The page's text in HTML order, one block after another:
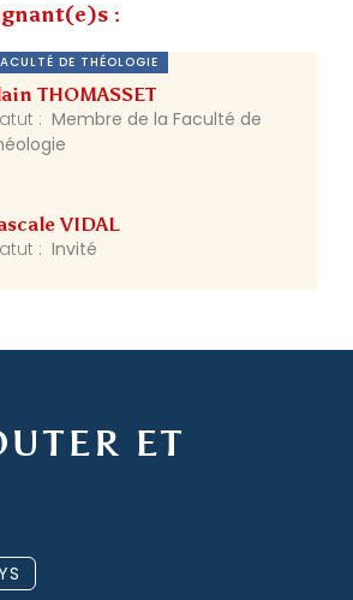
:
DE THÉOLOGIE
THOMASSET
: Membre de la Faculté de
VIDAL
: Invité
ET